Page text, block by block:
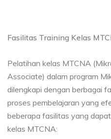
Fasilitas Training Kelas
Pelatihan kelas MTCNA
Associate) dalam program
dilengkapi dengan berbagai
proses pembelajaran yang
beberapa fasilitas yang
kelas MTCNA: